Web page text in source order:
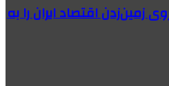
زمین‌زدن اقتصاد ایران را به